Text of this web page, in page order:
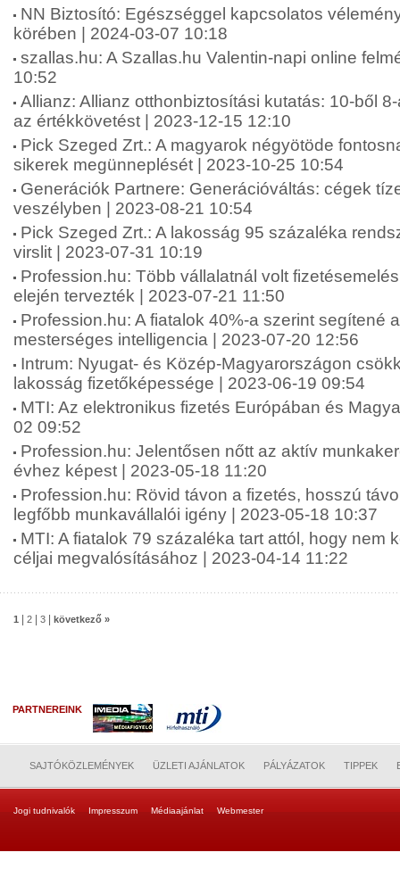
NN Biztosító: Egészséggel kapcsolatos
körében | 2024-03-07 10:18
szallas.hu: A Szallas.hu Valentin-napi online
10:52
Allianz: Allianz otthonbiztosítási kutatás: 10-ből
az értékkövetést | 2023-12-15 12:10
Pick Szeged Zrt.: A magyarok négyötöde
sikerek megünneplését | 2023-10-25 10:54
Generációk Partnere: Generációváltás: cégek
veszélyben | 2023-08-21 10:54
Pick Szeged Zrt.: A lakosság 95 százaléka
virslit | 2023-07-31 10:19
Profession.hu: Több vállalatnál volt
elején tervezték | 2023-07-21 11:50
Profession.hu: A fiatalok 40%-a szerint segítené
mesterséges intelligencia | 2023-07-20 12:56
Intrum: Nyugat- és Közép-Magyarországon
lakosság fizetőképessége | 2023-06-19 09:54
MTI: Az elektronikus fizetés Európában és
02 09:52
Profession.hu: Jelentősen nőtt az aktív
évhez képest | 2023-05-18 11:20
Profession.hu: Rövid távon a fizetés, hosszú
legfőbb munkavállalói igény | 2023-05-18 10:37
MTI: A fiatalok 79 százaléka tart attól, hogy nem
céljai megvalósításához | 2023-04-14 11:22
1 2 3 következő »
PARTNEREINK
SAJTÓKÖZLEMÉNYEK ÜZLETI AJÁNLATOK PÁLYÁZATOK TIPPEK
Jogi tudnivalók Impresszum Médiaajánlat Webmester